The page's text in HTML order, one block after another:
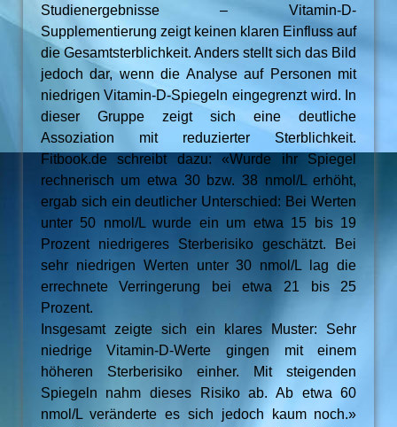
Studienergebnisse – Vitamin-D-
Supplementierung zeigt keinen klaren Einfluss auf
die Gesamtsterblichkeit. Anders stellt sich das Bild
jedoch dar, wenn die Analyse auf Personen mit
niedrigen Vitamin-D-Spiegeln eingegrenzt wird. In
dieser Gruppe zeigt sich eine deutliche
Assoziation mit reduzierter Sterblichkeit.
Fitbook.de schreibt dazu: «Wurde ihr Spiegel
rechnerisch um etwa 30 bzw. 38 nmol/L erhöht,
ergab sich ein deutlicher Unterschied: Bei Werten
unter 50 nmol/L wurde ein um etwa 15 bis 19
Prozent niedrigeres Sterberisiko geschätzt. Bei
sehr niedrigen Werten unter 30 nmol/L lag die
errechnete Verringerung bei etwa 21 bis 25
Prozent.
Insgesamt zeigte sich ein klares Muster: Sehr
niedrige Vitamin-D-Werte gingen mit einem
höheren Sterberisiko einher. Mit steigenden
Spiegeln nahm dieses Risiko ab. Ab etwa 60
nmol/L veränderte es sich jedoch kaum noch.»